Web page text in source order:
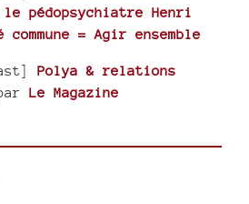
pédopsychiatre Henri
commune = Agir ensemble
Polya & relations
Le Magazine